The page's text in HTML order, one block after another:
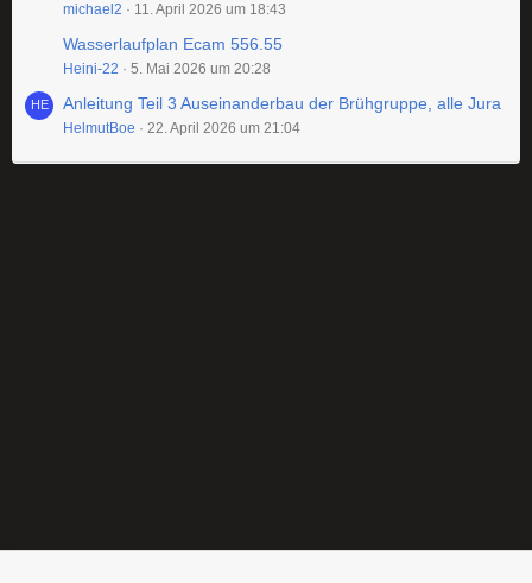
michael2 11. April 2026 um 18:43
Wasserlaufplan Ecam 556.55
Heini-22 5. Mai 2026 um 20:28
Anleitung Teil 3 Auseinanderbau der Brühgruppe, alle Jura
HelmutBoe 22. April 2026 um 21:04